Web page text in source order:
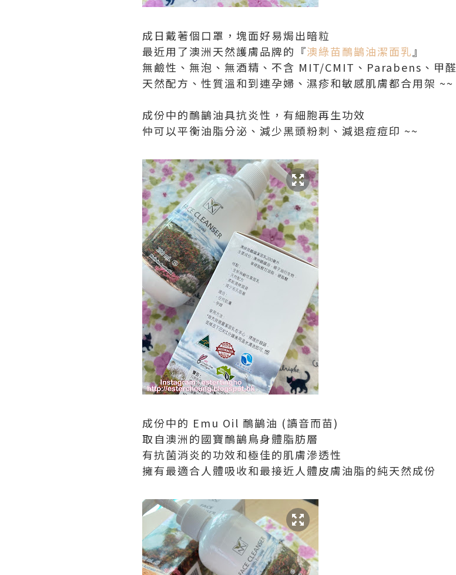
成日戴著個口罩，塊面好易焗出暗粒
最近用了澳洲天然護膚品牌的『澳綠苗鴯鶓油潔面乳 』
無鹼性、無泡、無酒精、不含 MIT/CMIT、Parabens、甲醛
天然配方、性質溫和到連孕婦、濕疹和敏感肌膚都合用架 ~~
成份中的鴯鶓油具抗炎性，有細胞再生功效
仲可以平衡油脂分泌、減少黑頭粉刺、減退痘痘印 ~~
成份中的 Emu Oil 鴯鶓油 (讀音而苗)
取自澳洲的國寶鴯鶓鳥身體脂肪層
有抗菌消炎的功效和極佳的肌膚滲透性
擁有最適合人體吸收和最接近人體皮膚油脂的純天然成份